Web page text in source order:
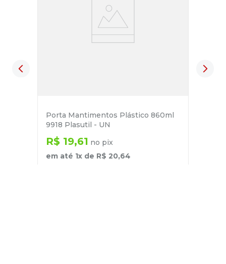
Porta Mantimentos Plástico 860ml
9918 Plasutil - UN
R$ 19,61 no pix
em até 1x de R$ 20,64